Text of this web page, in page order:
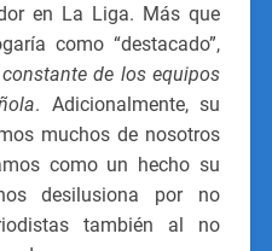
en La Liga. Más que
como “destacado”,
de los equipos
. Adicionalmente, su
muchos de nosotros
como un hecho su
desilusiona por no
también al no